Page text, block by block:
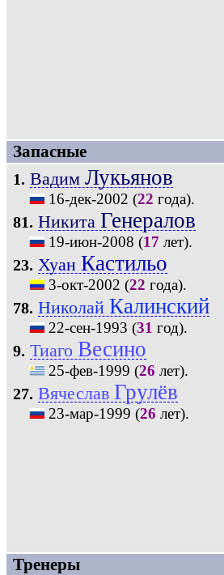
Запасные
1. Вадим Лукьянов
16-дек-2002 (22 года).
81. Никита Генералов
19-июн-2008 (17 лет).
23. Хуан Кастильо
3-окт-2002 (22 года).
78. Николай Калинский
22-сен-1993 (31 год).
9. Тиаго Весино
25-фев-1999 (26 лет).
27. Вячеслав Грулёв
23-мар-1999 (26 лет).
Тренеры